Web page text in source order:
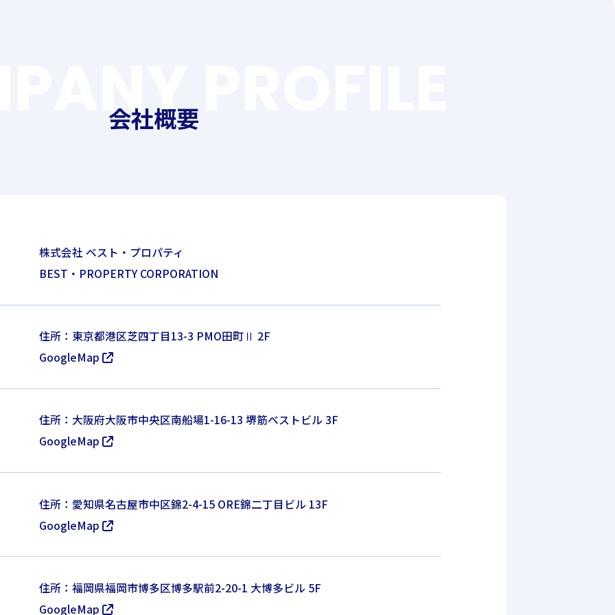
会社概要
株式会社 ベスト・プロパティ
BEST・PROPERTY CORPORATION
住所：東京都港区芝四丁目13-3 PMO田町Ⅱ 2F
GoogleMap
住所：大阪府大阪市中央区南船場1-16-13 堺筋ベストビル 3F
GoogleMap
住所：愛知県名古屋市中区錦2-4-15 ORE錦二丁目ビル 13F
GoogleMap
住所：福岡県福岡市博多区博多駅前2-20-1 大博多ビル 5F
GoogleMap